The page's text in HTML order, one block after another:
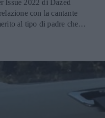
Issue 2022 di Dazed
con la cantante
al tipo di padre che